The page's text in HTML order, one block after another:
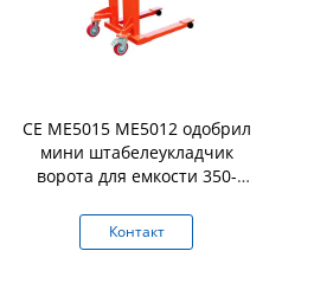
CE ME5015 ME5012 одобрил
мини штабелеукладчик
ворота для емкости 350-
промышленности
Контакт